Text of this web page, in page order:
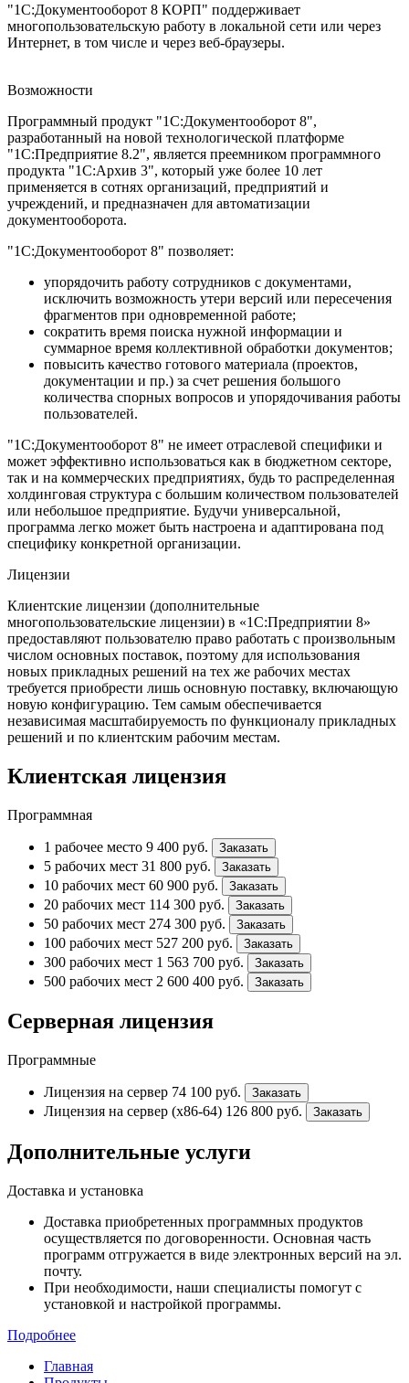
"1С:Документооборот 8 КОРП" поддерживает
многопользовательскую работу в локальной сети или через
Интернет, в том числе и через веб-браузеры.
Возможности
Программный продукт "1С:Документооборот 8",
разработанный на новой технологической платформе
"1С:Предприятие 8.2", является преемником программного
продукта "1С:Архив 3", который уже более 10 лет
применяется в сотнях организаций, предприятий и
учреждений, и предназначен для автоматизации
документооборота.
"1С:Документооборот 8" позволяет:
упорядочить работу сотрудников с документами,
исключить возможность утери версий или пересечения
фрагментов при одновременной работе;
сократить время поиска нужной информации и
суммарное время коллективной обработки документов;
повысить качество готового материала (проектов,
документации и пр.) за счет решения большого
количества спорных вопросов и упорядочивания работы
пользователей.
"1С:Документооборот 8" не имеет отраслевой специфики и
может эффективно использоваться как в бюджетном секторе,
так и на коммерческих предприятиях, будь то распределенная
холдинговая структура с большим количеством пользователей
или небольшое предприятие. Будучи универсальной,
программа легко может быть настроена и адаптирована под
специфику конкретной организации.
Лицензии
Клиентские лицензии (дополнительные
многопользовательские лицензии) в «1С:Предприятии 8»
предоставляют пользователю право работать с произвольным
числом основных поставок, поэтому для использования
новых прикладных решений на тех же рабочих местах
требуется приобрести лишь основную поставку, включающую
новую конфигурацию. Тем самым обеспечивается
независимая масштабируемость по функционалу прикладных
решений и по клиентским рабочим местам.
Клиентская лицензия
Программная
1 рабочее место 9 400 руб. Заказать
5 рабочих мест 31 800 руб. Заказать
10 рабочих мест 60 900 руб. Заказать
20 рабочих мест 114 300 руб. Заказать
50 рабочих мест 274 300 руб. Заказать
100 рабочих мест 527 200 руб. Заказать
300 рабочих мест 1 563 700 руб. Заказать
500 рабочих мест 2 600 400 руб. Заказать
Серверная лицензия
Программные
Лицензия на сервер 74 100 руб. Заказать
Лицензия на сервер (x86-64) 126 800 руб. Заказать
Дополнительные услуги
Доставка и установка
Доставка приобретенных программных продуктов
осуществляется по договоренности. Основная часть
программ отгружается в виде электронных версий на эл.
почту.
При необходимости, наши специалисты помогут с
установкой и настройкой программы.
Подробнее
Главная